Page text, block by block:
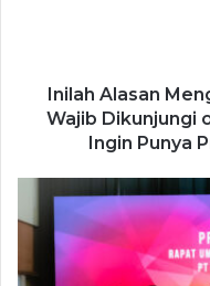
Inilah Alasan
Wajib Dikunjungi
Ingin Punya